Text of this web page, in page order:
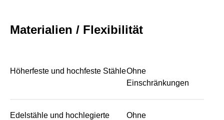
Materialien / Flexibilität
Höherfeste und hochfeste StähleOhne
Einschränkungen
Edelstähle und hochlegierte
Ohne